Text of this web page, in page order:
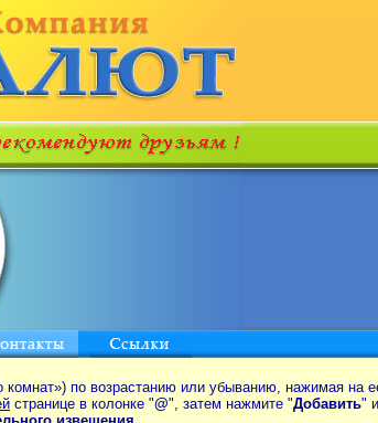
по возрастанию или убыванию, нажимая на
странице в колонке "@", затем нажмите "Добавить"